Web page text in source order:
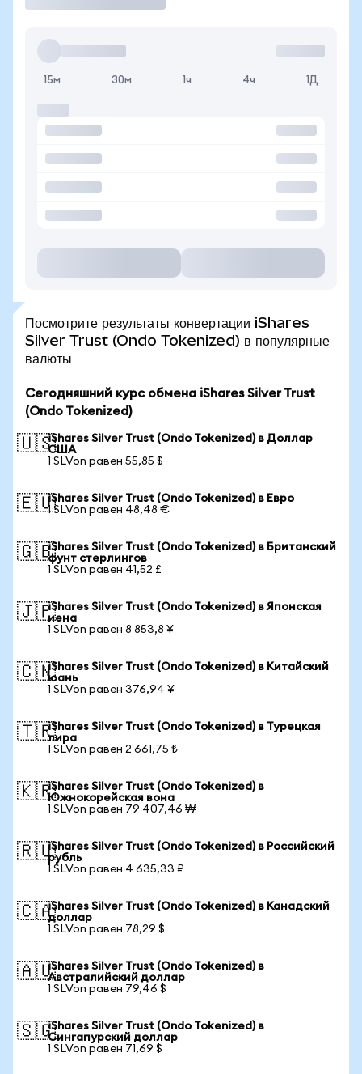
15м 30м 1ч 4ч 1Д
Посмотрите результаты конвертации iShares
Silver Trust (Ondo Tokenized) в популярные
валюты
Сегодняшний курс обмена iShares Silver Trust
(Ondo Tokenized)
🇺🇸iShares Silver Trust (Ondo Tokenized) в Доллар
США
1 SLVon равен 55,85 $
🇪🇺iShares Silver Trust (Ondo Tokenized) в Евро
1 SLVon равен 48,48 €
🇬🇧iShares Silver Trust (Ondo Tokenized) в Британский
фунт стерлингов
1 SLVon равен 41,52 £
🇯🇵iShares Silver Trust (Ondo Tokenized) в Японская
иена
1 SLVon равен 8 853,8 ¥
🇨🇳iShares Silver Trust (Ondo Tokenized) в Китайский
юань
1 SLVon равен 376,94 ¥
🇹🇷iShares Silver Trust (Ondo Tokenized) в Турецкая
лира
1 SLVon равен 2 661,75 ₺
🇰🇷iShares Silver Trust (Ondo Tokenized) в
Южнокорейская вона
1 SLVon равен 79 407,46 ₩
🇷🇺iShares Silver Trust (Ondo Tokenized) в Российский
рубль
1 SLVon равен 4 635,33 ₽
🇨🇦iShares Silver Trust (Ondo Tokenized) в Канадский
доллар
1 SLVon равен 78,29 $
🇦🇺iShares Silver Trust (Ondo Tokenized) в
Австралийский доллар
1 SLVon равен 79,46 $
🇸🇬iShares Silver Trust (Ondo Tokenized) в
Сингапурский доллар
1 SLVon равен 71,69 $